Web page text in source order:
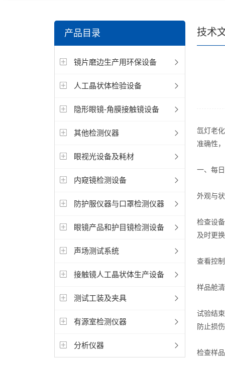
仪，角膜接触镜厚度测量仪，角膜接触镜折光仪，角
测试仪，人工晶状体疲劳试验仪等
产品目录
镜片磨边生产用环保设备
人工晶状体检验设备
隐形眼镜-角膜接触镜设备
其他检测仪器
眼视光设备及耗材
内窥镜检测设备
防护服仪器与口罩检测仪器
眼镜产品和护目镜检测设备
声场测试系统
接触镜人工晶状体生产设备
测试工装及夹具
有源室检测仪器
分析仪器
技术
氙灯老
准确性
一、每
外观与
检查设
及时更
查看控
样品舱
试验结
防止损
检查样